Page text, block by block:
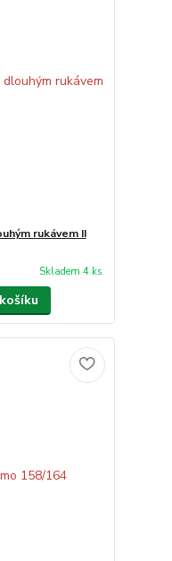
rukávem II
Skladem 4 ks